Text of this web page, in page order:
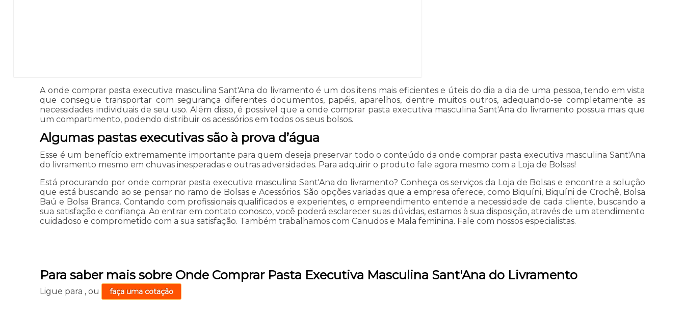
A onde comprar pasta executiva masculina Sant'Ana do livramento é um dos itens mais eficientes e úteis do dia a dia de uma pessoa, tendo em vista
que consegue transportar com segurança diferentes documentos, papéis, aparelhos, dentre muitos outros, adequando-se completamente as
necessidades individuais de seu uso. Além disso, é possível que a onde comprar pasta executiva masculina Sant'Ana do livramento possua mais que
um compartimento, podendo distribuir os acessórios em todos os seus bolsos.
Algumas pastas executivas são à prova d’água
Esse é um benefício extremamente importante para quem deseja preservar todo o conteúdo da onde comprar pasta executiva masculina Sant'Ana
do livramento mesmo em chuvas inesperadas e outras adversidades. Para adquirir o produto fale agora mesmo com a Loja de Bolsas!
Está procurando por onde comprar pasta executiva masculina Sant'Ana do livramento? Conheça os serviços da Loja de Bolsas e encontre a solução
que está buscando ao se pensar no ramo de Bolsas e Acessórios. São opções variadas que a empresa oferece, como Biquíni, Biquíni de Crochê, Bolsa
Baú e Bolsa Branca. Contando com profissionais qualificados e experientes, o empreendimento entende a necessidade de cada cliente, buscando a
sua satisfação e confiança. Ao entrar em contato conosco, você poderá esclarecer suas dúvidas, estamos à sua disposição, através de um atendimento
cuidadoso e comprometido com a sua satisfação. Também trabalhamos com Canudos e Mala feminina. Fale com nossos especialistas.
Para saber mais sobre Onde Comprar Pasta Executiva Masculina Sant'Ana do Livramento
Ligue para ,ou faça uma cotação